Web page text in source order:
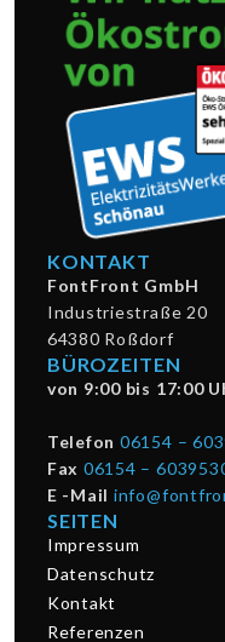
KONTAKT
FontFront GmbH
Industriestraße 20
64380 Roßdorf
BÜROZEITEN
von 9:00 bis 17:00
Telefon 06154 –
Fax 06154 –
E -Mail
SEITEN
Impressum
Datenschutz
Kontakt
Referenzen